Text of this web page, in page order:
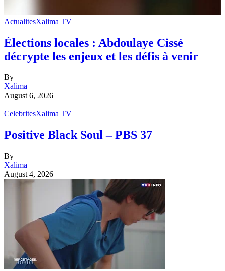
ActualitesXalima TV
Élections locales : Abdoulaye Cissé
décrypte les enjeux et les défis à venir
By
Xalima
August 6, 2026
CelebritesXalima TV
Positive Black Soul – PBS 37
By
Xalima
August 4, 2026